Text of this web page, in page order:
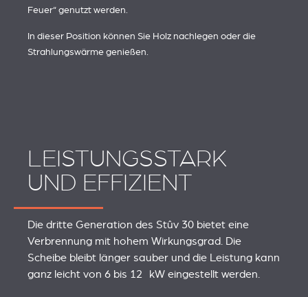
Feuer“ genutzt werden.
In dieser Position können Sie Holz nachlegen oder die
Strahlungswärme genießen.
LEISTUNGSSTARK
UND EFFIZIENT
Die dritte Generation des Stûv 30 bietet eine
Verbrennung mit hohem Wirkungsgrad. Die
Scheibe bleibt länger sauber und die Leistung kann
ganz leicht von 6 bis 12 kW eingestellt werden.